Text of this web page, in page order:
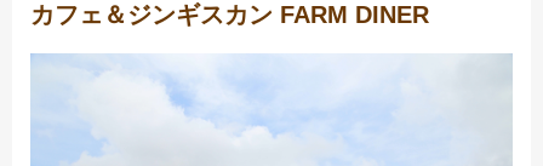
カフェ＆ジンギスカン FARM DINER